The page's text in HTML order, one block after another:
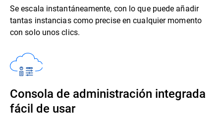
Se escala instantáneamente, con lo que puede añadir
tantas instancias como precise en cualquier momento
con solo unos clics.
Consola de administración integrada
fácil de usar